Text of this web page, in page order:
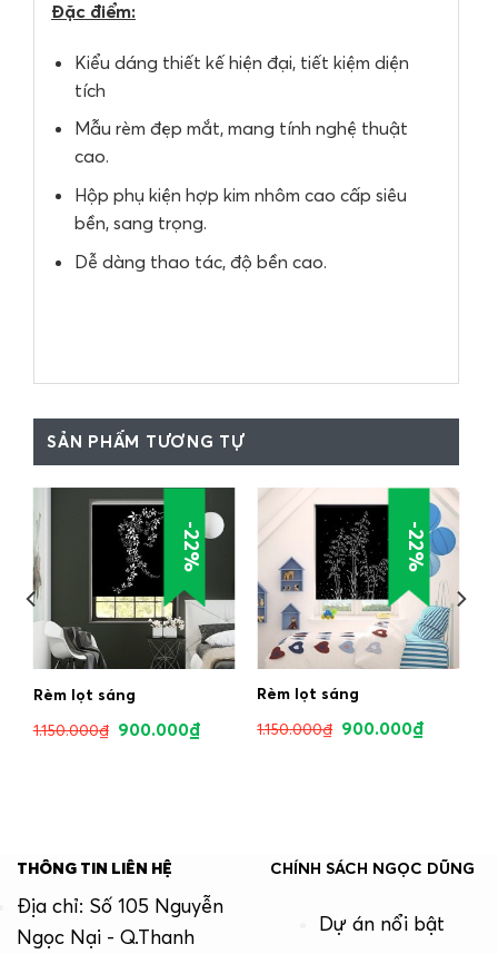
Đặc điểm:
Kiểu dáng thiết kế hiện đại, tiết kiệm diện
tích
Mẫu rèm đẹp mắt, mang tính nghệ thuật
cao.
Hộp phụ kiện hợp kim nhôm cao cấp siêu
bền, sang trọng.
Dễ dàng thao tác, độ bền cao.
SẢN PHẨM TƯƠNG TỰ
-22%
Rèm lọt sáng
1.150.000₫ 900.000₫
-22%
Rèm lọt sáng
1.150.000₫ 900.000₫
THÔNG TIN LIÊN HỆ
Địa chỉ: Số 105 Nguyễn
Ngọc Nại - Q.Thanh
CHÍNH SÁCH NGỌC DŨNG
Dự án nổi bật